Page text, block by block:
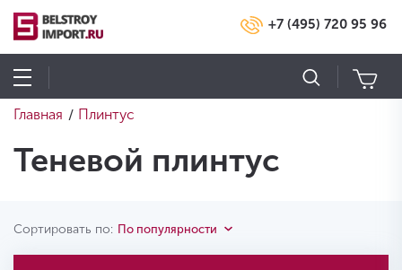
+7 (495) 720 95 96
Главная / Плинтус
Теневой плинтус
Сортировать по: По популярности